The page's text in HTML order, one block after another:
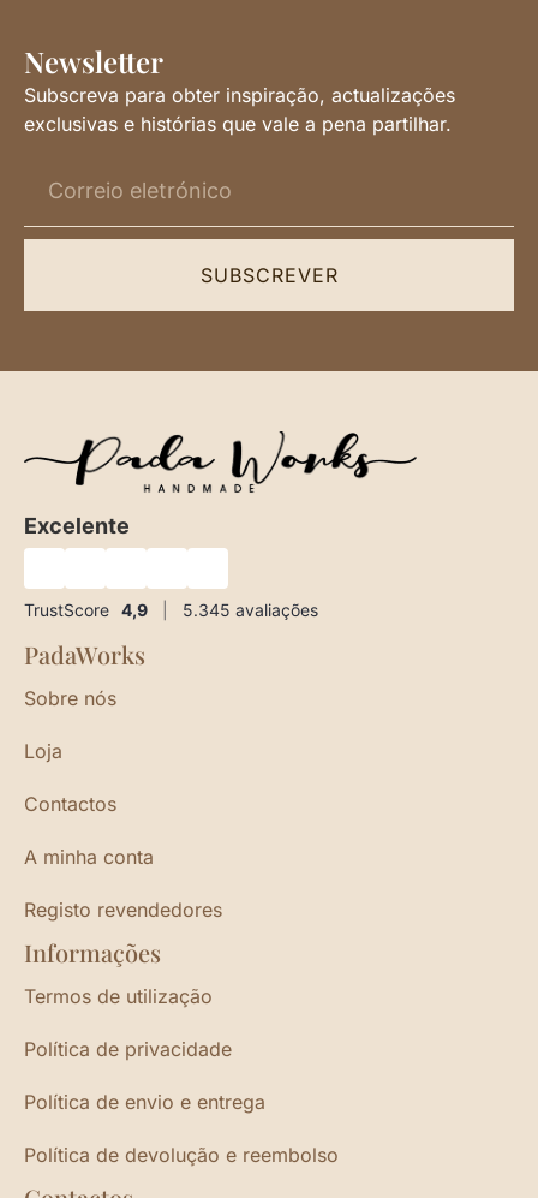
Newsletter
Subscreva para obter inspiração, actualizações
exclusivas e histórias que vale a pena partilhar.
SUBSCREVER
Excelente
TrustScore 4,9 5.345 avaliações
PadaWorks
Sobre nós
Loja
Contactos
A minha conta
Registo revendedores
Informações
Termos de utilização
Política de privacidade
Política de envio e entrega
Política de devolução e reembolso